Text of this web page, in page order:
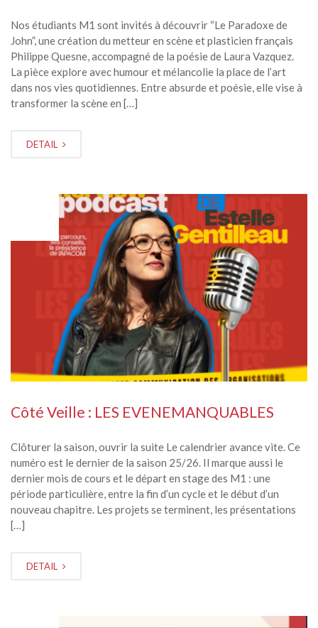
Nos étudiants M1 sont invités à découvrir “Le Paradoxe de
John”, une création du metteur en scène et plasticien français
Philippe Quesne, accompagné de la poésie de Laura Vazquez.
La pièce explore avec humour et mélancolie la place de l’art
dans nos vies quotidiennes. Entre absurde et poésie, elle vise à
transformer la scène en […]
DETAIL
Côté Veille : LES EVENEMANQUABLES
Clôturer la saison, ouvrir la suite Le calendrier avance vite. Ce
numéro est le dernier de la saison 25/26. Il marque aussi le
dernier mois de cours et le départ en stage des M1 : une
période particulière, entre la fin d’un cycle et le début d’un
nouveau chapitre. Les projets se terminent, les présentations
[…]
DETAIL